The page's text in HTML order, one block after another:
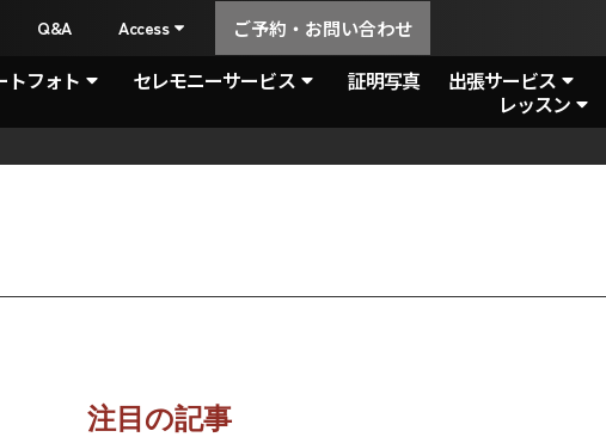
Q&A Access ご予約・お問い合わせ
トフォト セレモニーサービス 証明写真
出張サービス
レッスン
注目の記事